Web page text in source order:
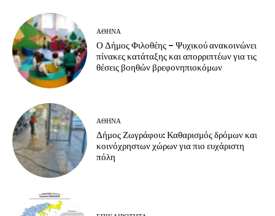
ΑΘΗΝΑ
Ο Δήμος Φιλοθέης – Ψυχικού ανακοινώνει
πίνακες κατάταξης και απορριπτέων για τις
θέσεις βοηθών βρεφονηπιοκόμων
ΑΘΗΝΑ
Δήμος Ζωγράφου: Καθαρισμός δρόμων και
κοινόχρηστων χώρων για πιο ευχάριστη
πόλη